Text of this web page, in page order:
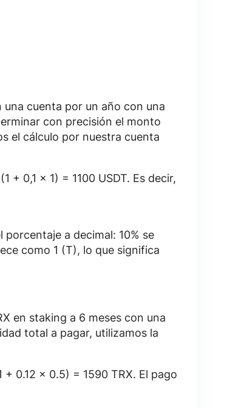
una cuenta por un año con una
con precisión el monto
el cálculo por nuestra cuenta
+ 0,1 × 1) = 1100 USDT. Es decir,
a decimal: 10% se
como 1 (T), lo que significa
en staking a 6 meses con una
total a pagar, utilizamos la
0.12 × 0.5) = 1590 TRX. El pago